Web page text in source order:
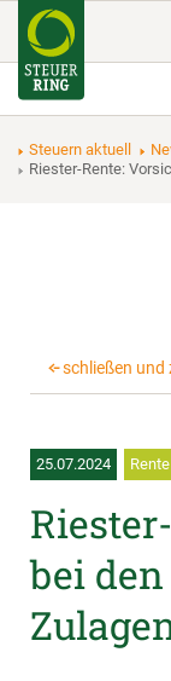
Steuern aktuell
Riester-Rente:
schließen und
25.07.2024
bei